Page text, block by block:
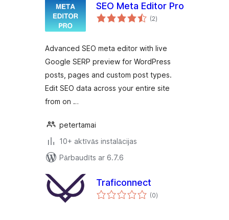
SEO Meta Editor Pro
(2vērtējumu
kopsumma
)
Advanced SEO meta editor with live
Google SERP preview for WordPress
posts, pages and custom post types.
Edit SEO data across your entire site
from on …
petertamai
10+ aktīvās instalācijas
Pārbaudīts ar 6.7.6
Traficonnect
(0vērtējumu
kopsumma
)